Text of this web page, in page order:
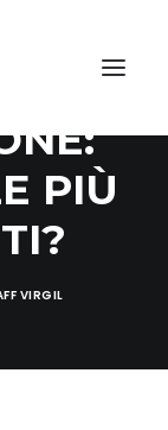
PIÙ
VIRGIL